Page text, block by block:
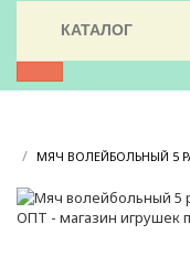
КАТАЛОГ
/ МЯЧ ВОЛЕЙБОЛЬНЫЙ 5